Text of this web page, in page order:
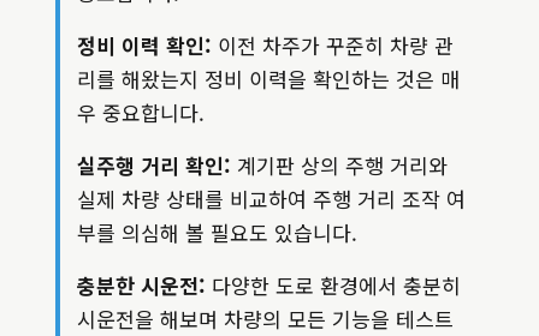
정비 이력 확인: 이전 차주가 꾸준히 차량 관
리를 해왔는지 정비 이력을 확인하는 것은 매
우 중요합니다.
실주행 거리 확인: 계기판 상의 주행 거리와
실제 차량 상태를 비교하여 주행 거리 조작 여
부를 의심해 볼 필요도 있습니다.
충분한 시운전: 다양한 도로 환경에서 충분히
시운전을 해보며 차량의 모든 기능을 테스트